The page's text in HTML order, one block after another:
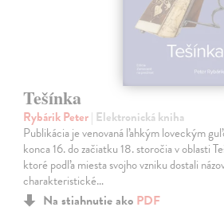
Tešínka
Rybárik Peter| Elektronická kniha
Publikácia je venovaná ľahkým loveckým
konca 16. do začiatku 18. storočia v oblasti
ktoré podľa miesta svojho vzniku dostali
charakteristické…
Na stiahnutie ako PDF